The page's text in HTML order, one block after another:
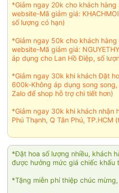
*Giảm ngay 20k cho khách
website-Mã giảm giá:
số lượng có hạn)
*Giảm ngay 50k cho khách
website-Mã giảm giá:
áp dụng cho Lan Hồ Điệp, số
*Giảm ngay 30k khi khách Đặt
600k-Không áp dụng song
Zalo để shop hỗ trợ chi tiết hơn)
*Giảm ngay 30k khi khách nhận
Phú Thạnh, Q Tân Phú, TP.HCM
*Đặt hoa số lượng nhiều, khách
được hưởng mức giá chiếc khấu
*Tặng miễn phí thiệp chúc